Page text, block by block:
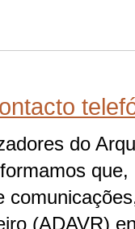
do
(ADAVR)